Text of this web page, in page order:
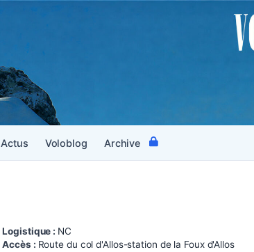
Actus Voloblog Archive
Logistique : NC
Accès : Route du col d'Allos-station de la Foux d'Allos